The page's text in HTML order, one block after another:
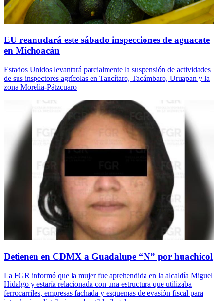
EU reanudará este sábado inspecciones de aguacate
en Michoacán
Estados Unidos levantará parcialmente la suspensión de actividades
de sus inspectores agrícolas en Tancítaro, Tacámbaro, Uruapan y la
zona Morelia-Pátzcuaro
Detienen en CDMX a Guadalupe “N” por huachicol
La FGR informó que la mujer fue aprehendida en la alcaldía Miguel
Hidalgo y estaría relacionada con una estructura que utilizaba
ferrocarriles, empresas fachada y esquemas de evasión fiscal para